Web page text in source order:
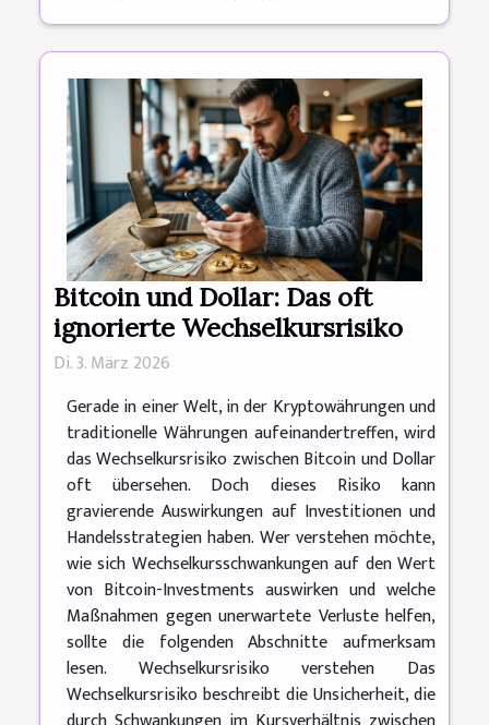
Bitcoin und Dollar: Das oft
ignorierte Wechselkursrisiko
Di. 3. März 2026
Gerade in einer Welt, in der Kryptowährungen und
traditionelle Währungen aufeinandertreffen, wird
das Wechselkursrisiko zwischen Bitcoin und Dollar
oft übersehen. Doch dieses Risiko kann
gravierende Auswirkungen auf Investitionen und
Handelsstrategien haben. Wer verstehen möchte,
wie sich Wechselkursschwankungen auf den Wert
von Bitcoin-Investments auswirken und welche
Maßnahmen gegen unerwartete Verluste helfen,
sollte die folgenden Abschnitte aufmerksam
lesen. Wechselkursrisiko verstehen Das
Wechselkursrisiko beschreibt die Unsicherheit, die